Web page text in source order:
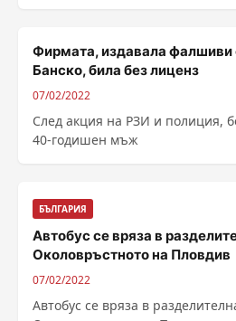
Фирмата, издавала фалшиви
Банско, била без лиценз
07/02/2022
След акция на РЗИ и полиция,
40-годишен мъж
БЪЛГАРИЯ
Автобус се вряза в
Околовръстното на Пловдив
07/02/2022
Автобус се вряза в